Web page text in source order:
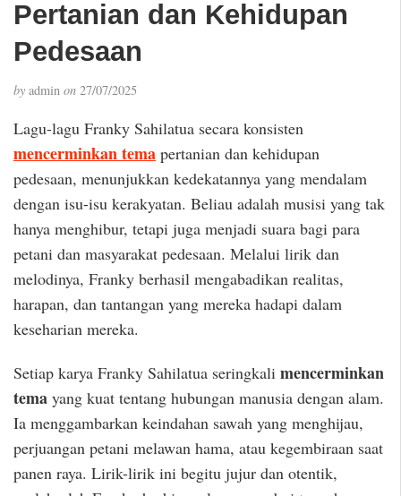
Pertanian dan Kehidupan
Pedesaan
by admin on 27/07/2025
Lagu-lagu Franky Sahilatua secara konsisten
mencerminkan tema pertanian dan kehidupan
pedesaan, menunjukkan kedekatannya yang mendalam
dengan isu-isu kerakyatan. Beliau adalah musisi yang tak
hanya menghibur, tetapi juga menjadi suara bagi para
petani dan masyarakat pedesaan. Melalui lirik dan
melodinya, Franky berhasil mengabadikan realitas,
harapan, dan tantangan yang mereka hadapi dalam
keseharian mereka.
Setiap karya Franky Sahilatua seringkali mencerminkan
tema yang kuat tentang hubungan manusia dengan alam.
Ia menggambarkan keindahan sawah yang menghijau,
perjuangan petani melawan hama, atau kegembiraan saat
panen raya. Lirik-lirik ini begitu jujur dan otentik,